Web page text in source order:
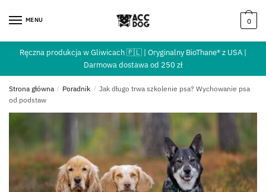
MENU 0
Ręczna produkcja w Gliwicach 🇵🇱 | Oryginalny BioThane® z USA |
Darmowa dostawa od 250 zł
Strona główna / Poradnik / Jak długo trwa szkolenie psa? Wychowanie psa
od podstaw